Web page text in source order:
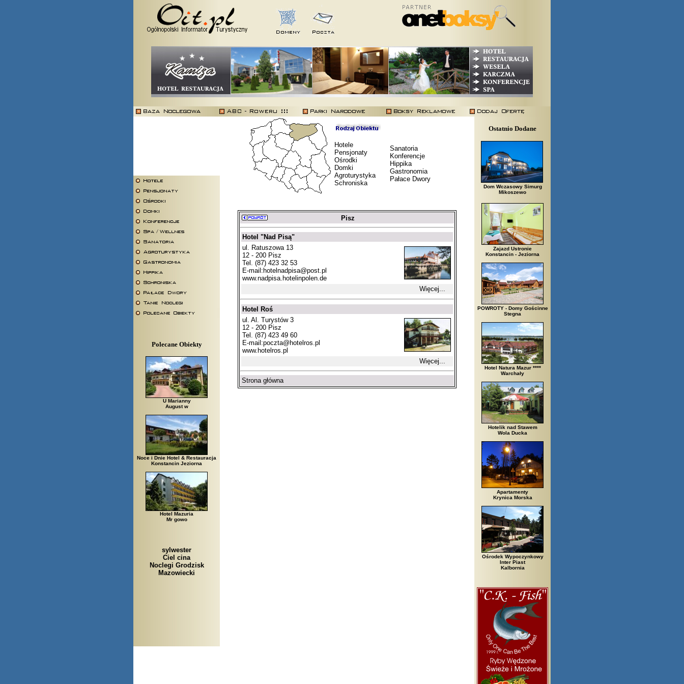
Polecane Obiekty
U Marianny
August w
Noce i Dnie Hotel & Restauracja
Konstancin Jeziorna
Hotel Mazuria
Mr gowo
sylwester
Ciel cina
Noclegi Grodzisk
Mazowiecki
Hotele
Pensjonaty
Ośrodki
Domki
Agroturystyka
Schroniska
Sanatoria
Konferencje
Hippika
Gastronomia
Pałace Dwory
Pisz
Hotel "Nad Pisą"
ul. Ratuszowa 13
12 - 200 Pisz
Tel. (87) 423 32 53
E-mail: hotelnadpisa@post.pl
www.nadpisa.hotelinpolen.de
Więcej...
Hotel Roś
ul. Al. Turystów 3
12 - 200 Pisz
Tel. (87) 423 49 60
E-mail:poczta@hotelros.pl
www.hotelros.pl
Więcej...
Strona główna
Arłamów, Augustów, Babice Stare, Bachanowo, Barczewo, Bardo, Białobrzegi, Białowieża, Bielsko Biała, Biały Bór, Biały Dunajec,
Ostatnio Dodane
Dom Wczasowy Simurg
Mikoszewo
Zajazd Ustronie
Konstancin - Jeziorna
POWROTY - Domy Gościnne
Stegna
Hotel Natura Mazur ****
Warchały
Hotelik nad Stawem
Wola Ducka
Apartamenty
Krynica Morska
Ośrodek Wypoczynkowy
Inter Piast
Kalbornia